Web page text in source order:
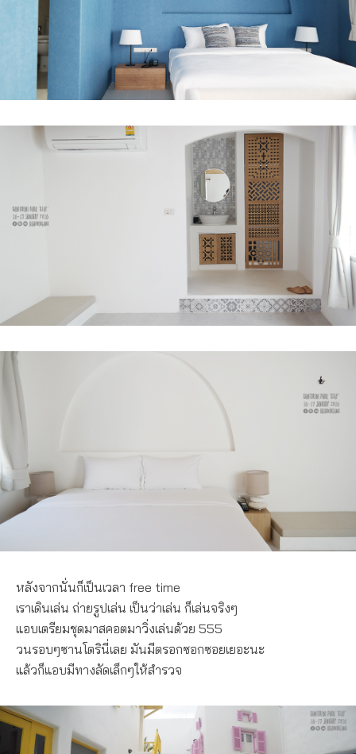
หลังจากนั่นก็เป็นเวลา free time
เราเดินเล่น ถ่ายรูปเล่น เป็นว่าเล่น ก็เล่นจริงๆ
แอบเตรียมชุดมาสคอตมาวิ่งเล่นด้วย 555
วนรอบๆซานโตรินี่เลย มันมีตรอกซอกซอยเยอะนะ
แล้วก็แอบมีทางลัดเล็กๆให้สำรวจ